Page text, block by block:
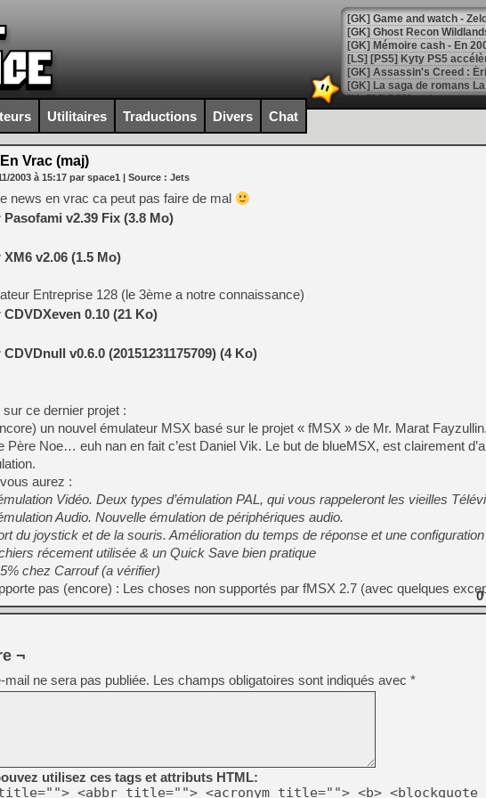
[Mo5] DOOM arrive en
[GK] Bethesda fête les 30
[GK] Roblox : l'action en
[GK] Agenda - GeForce
[LS] [PS5] ps5-y2jb-
[GK] Pourquoi Marvel
[GK] Test : Restory : Chill
[GK] GTA 6 : Rockstar
[GK] Hot Wheels Infinite
[GK] Mémoire cash -
[GK] Résultats Nintendo :
[GK] Déjà des
[Mo5] Brickboy cherche à
[GK] Minecraft et ses «
[GK] Beast of
[GK] Ubisoft : fin de partie
[GK] Mémoire cash -
[GK] Dan Houser (GTA)
[GK] Comment EA Sports
[GK] Crimson Moon : un
[GK] Isle of Reveries : le
[GK] Moonlighter 2 : The
[GK] Capcom relance
[Mo5] Deux inédits du
[GK] Le beat'em up The
[GK] Endless Legend 2 :
[LS] [PS5] Premiers
Utilitaires Traductions Divers Chat
En Vrac (maj)
2003 à 15:17 par space1 | Source : Jets
news en vrac ca peut pas faire de mal
v2.39 Fix (3.8 Mo)
v2.06 (1.5 Mo)
Entreprise 128 (le 3ème a notre connaissance)
0.10 (21 Ko)
v0.6.0 (20151231175709) (4 Ko)
ce dernier projet :
un nouvel émulateur MSX basé sur le projet « fMSX » de Mr. Marat
Père Noe… euh nan en fait c’est Daniel Vik. Le but de blueMSX, est clairement
aurez :
Vidéo. Deux types d’émulation PAL, qui vous rappeleront les vieilles
Audio. Nouvelle émulation de périphériques audio.
du joystick et de la souris. Amélioration du temps de réponse et une
récement utilisée & un Quick Save bien pratique
chez Carrouf (a vérifier)
pas (encore) : Les choses non supportés par fMSX 2.7 (avec quelques
0
¬
mail ne sera pas publiée. Les champs obligatoires sont indiqués avec *
utilisez ces tags et attributs HTML:
<abbr title=""> <acronym title=""> <b> <blockquote